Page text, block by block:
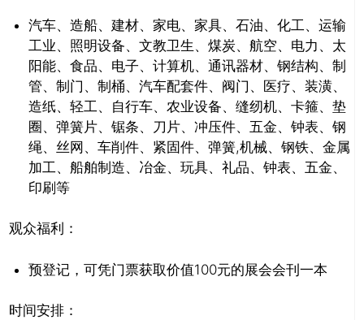
汽车、造船、建材、家电、家具、石油、化工、运输
工业、照明设备、文教卫生、煤炭、航空、电力、太
阳能、食品、电子、计算机、通讯器材、钢结构、制
管、制门、制桶、汽车配套件、阀门、医疗、装潢、
造纸、轻工、自行车、农业设备、缝纫机、卡箍、垫
圈、弹簧片、锯条、刀片、冲压件、五金、钟表、钢
绳、丝网、车削件、紧固件、弹簧,机械、钢铁、金属
加工、船舶制造、冶金、玩具、礼品、钟表、五金、
印刷等
观众福利：
预登记，可凭门票获取价值100元的展会会刊一本
时间安排：